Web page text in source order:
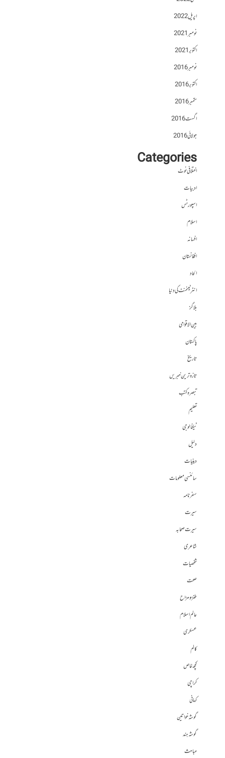
اپریل 2022
نومبر 2021
اکتوبر 2021
نومبر 2016
اکتوبر 2016
ستمبر 2016
اگست 2016
جولائی 2016
Categories
اختلافی نوٹ
ادبیات
اسپورٹس
اسلام
افسانہ
افغانستان
الحاد
انٹرٹینمنٹ کی دنیا
بلاگز
بین الاقوامی
پاکستان
تاریخ
تازہ ترین خبریں
تبصرہ کتب
تعلیم
ٹیکنالوجی
دلیل
دینیات
سائنسی معلومات
سفرنامہ
سیرت
سیرت صحابہ
شاعری
شخصیات
صحت
طنز و مزاح
عالم اسلام
عسکری
کالم
کچھ خاص
کراچی
کہانی
گوشہ خواتین
گوشہ ہند
مباحث